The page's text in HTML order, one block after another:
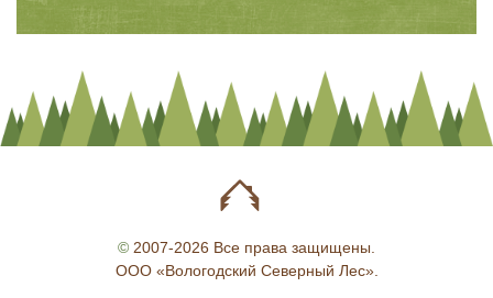
© 2007-2026 Все права защищены.
ООО «Вологодский Северный Лес».